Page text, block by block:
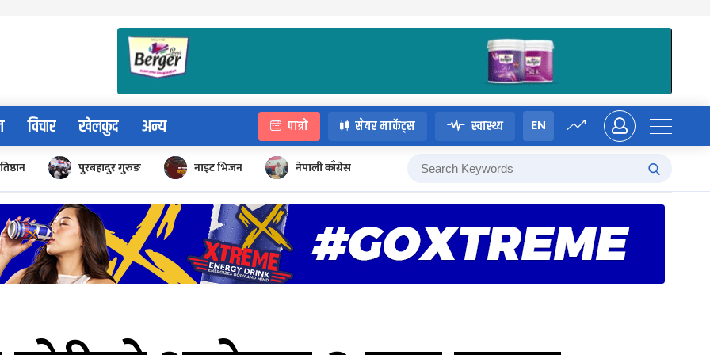
विचार खेलकुद अन्य पात्रो सेयर मार्केट्स स्वास्थ्य EN
पुरबहादुर गुरुङ नाइट भिजन नेपाली काँग्रेस